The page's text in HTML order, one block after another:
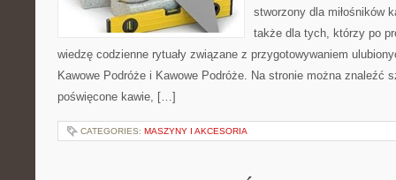
stworzony dla miłośników
także dla tych, którzy po
wiedzę codzienne rytuały związane z przygotowywaniem
Kawowe Podróże i Kawowe Podróże. Na stronie można znaleźć
poświęcone kawie, […]
CATEGORIES: MASZYNY I AKCESORIA